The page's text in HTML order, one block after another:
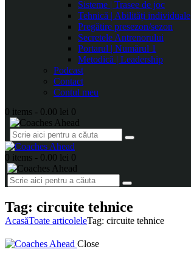
Sisteme | Trasee de joc
Tehnică | Abilități individuale
Pregătire presezon/sezon
Secretele Antrenorului
Portarul | Numărul 1
Metodică | Leadership
Podcast
Contact
Contul meu
0 items - 0.00 lei 0
0 items - 0.00 lei 0
Tag: circuite tehnice
AcasăToate articoleleTag: circuite tehnice
Close